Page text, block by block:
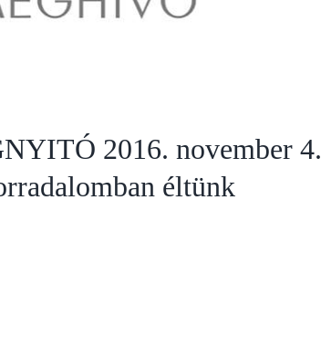
2016. november 4.
éltünk